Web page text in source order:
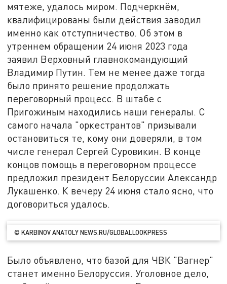
мятеже, удалось миром. Подчеркнём,
квалифицированы были действия заводил
именно как отступничество. Об этом в
утреннем обращении 24 июня 2023 года
заявил Верховный главнокомандующий
Владимир Путин. Тем не менее даже тогда
было принято решение продолжать
переговорный процесс. В штабе с
Пригожиным находились наши генералы. С
самого начала "оркестрантов" призывали
остановиться те, кому они доверяли, в том
числе генерал Сергей Суровикин. В конце
концов помощь в переговорном процессе
предложил президент Белоруссии Александр
Лукашенко. К вечеру 24 июня стало ясно, что
договориться удалось.
© KARBINOV ANATOLY NEWS.RU/GLOBALLOOKPRESS
Было объявлено, что базой для ЧВК "Вагнер"
станет именно Белоруссия. Уголовное дело,